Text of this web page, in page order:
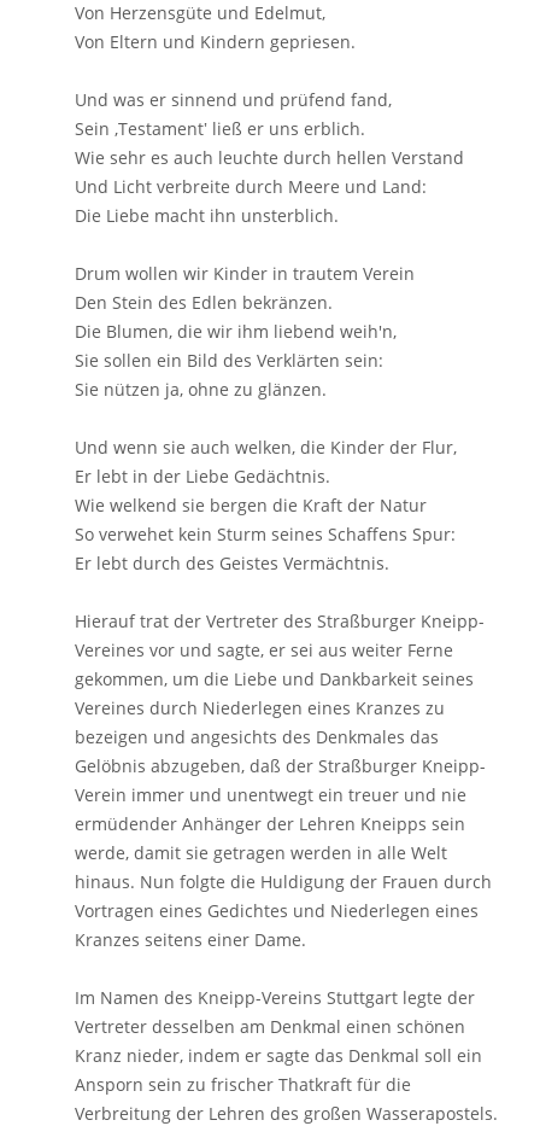
Von Herzensgüte und Edelmut,
Von Eltern und Kindern gepriesen.
Und was er sinnend und prüfend fand,
Sein ‚Testament‛ ließ er uns erblich.
Wie sehr es auch leuchte durch hellen Verstand
Und Licht verbreite durch Meere und Land:
Die Liebe macht ihn unsterblich.
Drum wollen wir Kinder in trautem Verein
Den Stein des Edlen bekränzen.
Die Blumen, die wir ihm liebend weih'n,
Sie sollen ein Bild des Verklärten sein:
Sie nützen ja, ohne zu glänzen.
Und wenn sie auch welken, die Kinder der Flur,
Er lebt in der Liebe Gedächtnis.
Wie welkend sie bergen die Kraft der Natur
So verwehet kein Sturm seines Schaffens Spur:
Er lebt durch des Geistes Vermächtnis.
Hierauf trat der Vertreter des Straßburger Kneipp-
Vereines vor und sagte, er sei aus weiter Ferne
gekommen, um die Liebe und Dankbarkeit seines
Vereines durch Niederlegen eines Kranzes zu
bezeigen und angesichts des Denkmales das
Gelöbnis abzugeben, daß der Straßburger Kneipp-
Verein immer und unentwegt ein treuer und nie
ermüdender Anhänger der Lehren Kneipps sein
werde, damit sie getragen werden in alle Welt
hinaus. Nun folgte die Huldigung der Frauen durch
Vortragen eines Gedichtes und Niederlegen eines
Kranzes seitens einer Dame.
Im Namen des Kneipp-Vereins Stuttgart legte der
Vertreter desselben am Denkmal einen schönen
Kranz nieder, indem er sagte das Denkmal soll ein
Ansporn sein zu frischer Thatkraft für die
Verbreitung der Lehren des großen Wasserapostels.